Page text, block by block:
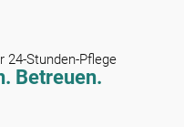
24-Stunden-Pflege
Betreuen.